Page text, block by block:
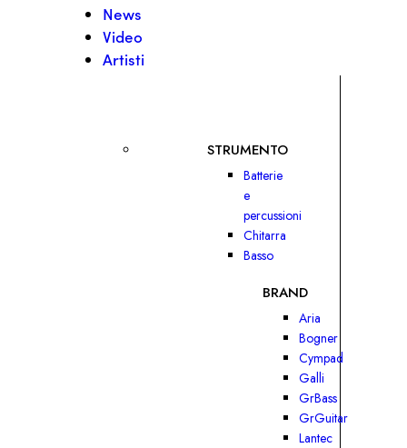
News
Video
Artisti
STRUMENTO
Batterie
e
percussioni
Chitarra
Basso
BRAND
Aria
Bogner
Cympad
Galli
GrBass
GrGuitar
Lantec